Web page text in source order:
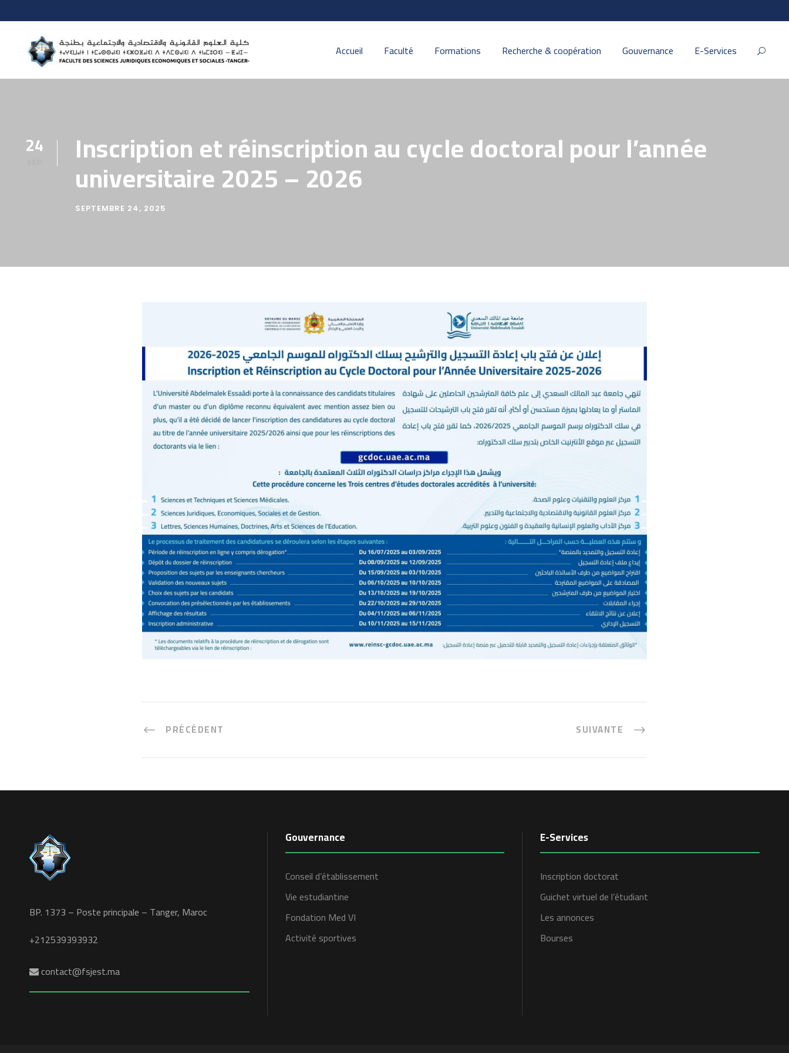
Accueil Faculté Formations Recherche & coopération Gouvernance E-Services
24 Inscription et réinscription au cycle doctoral pour l’année
universitaire 2025 – 2026
SEPTEMBRE 24, 2025
PRÉCÉDENT SUIVANTE
BP. 1373 – Poste principale – Tanger, Maroc
+212539393932
contact@fsjest.ma
Gouvernance
Conseil d’établissement
Vie estudiantine
Fondation Med VI
Activité sportives
E-Services
Inscription doctorat
Guichet virtuel de l’étudiant
Les annonces
Bourses